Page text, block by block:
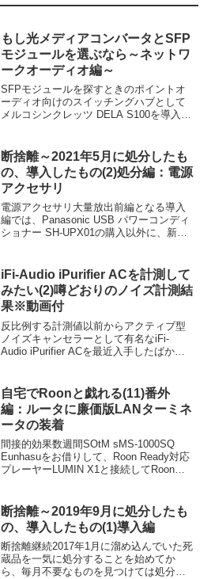
もし光メディアコンバータとSFP
モジュールを選ぶなら～ネットワ
ークオーディオ編～
SFPモジュールを探すときのポイントオ
ーディオ向けのスイッチングハブとして
メルコシンクレッツ DELA S100を導入し
Startech.com、10...
断捨離～2021年5月に処分したも
の、導入したもの(2)処分編：電源
アクセサリ
電源アクセサリ大量放出前編となる導入
編では、Panasonic USB パワーコンディ
ショナー SH-UPX01の購入以外に、新
分配器 SPJ-2K8A...
iFi-Audio iPurifier ACを計測して
みたい(2)噂どおりのノイズ計測結
果※動画付
反比例する計測値以前からアクティブ型
ノイズキャンセラーとして有名なiFi-
Audio iPurifier ACを最近入手したばかり
ろな価格で...
自宅でRoonと戯れる(11)番外
編：ルータに廉価版LANターミネ
ータの装着
間接的効果数週間SOtM sMS-1000SQ
Eunhasuをお借りして、Roon Ready対応
プレーヤーLUMIN X1と接続してRoonを
たアクセサリについ...
断捨離～2019年9月に処分したも
の、導入したもの(1)導入編
断捨離継続2017年1月に溜め込んでいた死
蔵品を一気に処分することを始めてか
ら、毎月不要なものを見つけては処分す